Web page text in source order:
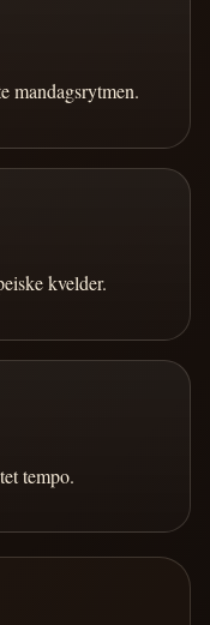
mandagsrytmen.
kvelder.
tempo.